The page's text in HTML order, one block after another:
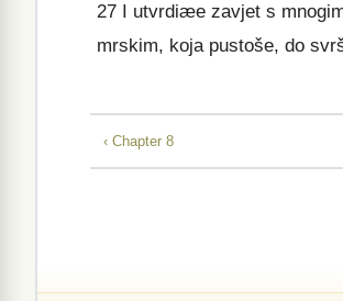
27 I utvrdiæe zavjet s
mrskim, koja pustoše, do
‹ Chapter 8